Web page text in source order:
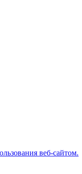
веб-сайтом.